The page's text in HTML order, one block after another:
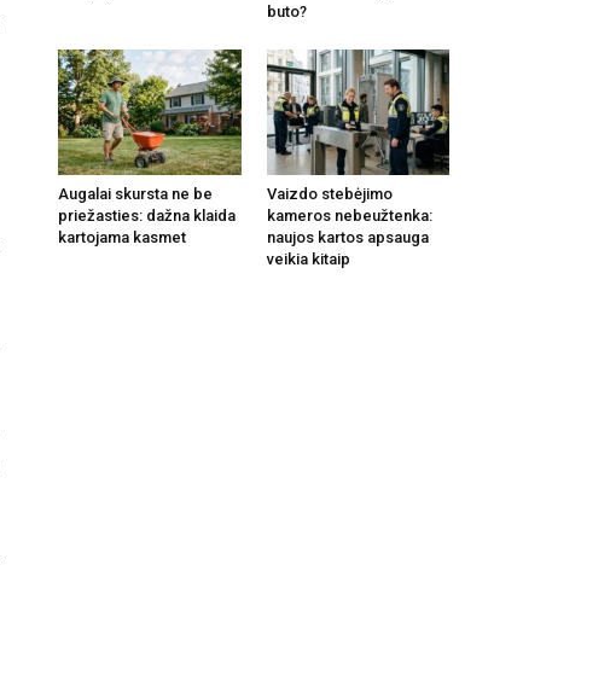
buto?
Augalai skursta ne be
priežasties: dažna klaida
kartojama kasmet
Vaizdo stebėjimo
kameros nebeužtenka:
naujos kartos apsauga
veikia kitaip